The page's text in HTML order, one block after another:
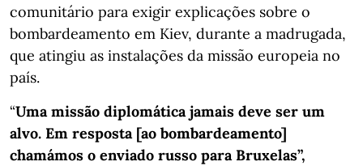
comunitário para exigir explicações sobre o
bombardeamento em Kiev, durante a madrugada,
que atingiu as instalações da missão europeia no
país.
“Uma missão diplomática jamais deve ser um
alvo. Em resposta [ao bombardeamento]
chamámos o enviado russo para Bruxelas”,